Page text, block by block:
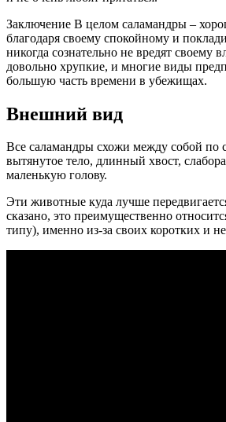
Заключение В целом саламандры –
благодаря своему спокойному и
никогда сознательно не вредят своему
довольно хрупкие, и многие виды
большую часть времени в убежищах.
Внешний вид
Все саламандры схожи между собой
вытянутое тело, длинный хвост,
маленькую голову.
Эти животные куда лучше
сказано, это преимущественно
типу), именно из-за своих коротких и